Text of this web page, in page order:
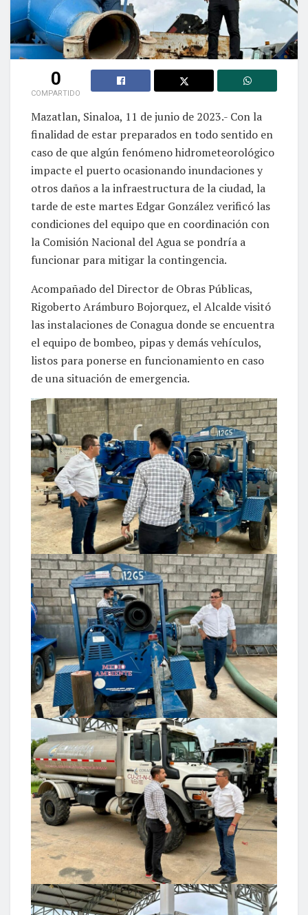
0
COMPARTIDO
Mazatlan, Sinaloa, 11 de junio de 2023.- Con la
finalidad de estar preparados en todo sentido en
caso de que algún fenómeno hidrometeorológico
impacte el puerto ocasionando inundaciones y
otros daños a la infraestructura de la ciudad, la
tarde de este martes Edgar González verificó las
condiciones del equipo que en coordinación con
la Comisión Nacional del Agua se pondría a
funcionar para mitigar la contingencia.
Acompañado del Director de Obras Públicas,
Rigoberto Arámburo Bojorquez, el Alcalde visitó
las instalaciones de Conagua donde se encuentra
el equipo de bombeo, pipas y demás vehículos,
listos para ponerse en funcionamiento en caso
de una situación de emergencia.